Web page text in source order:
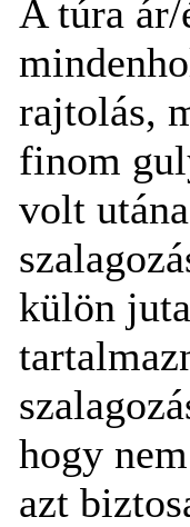
A túra
rajtolás,
finom
volt
külön
hogy
azt